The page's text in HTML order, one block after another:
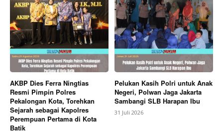
AKBP Dies Ferra Ningtias
Resmi Pimpin Polres
Pekalongan Kota, Torehkan
Sejarah sebagai Kapolres
Perempuan Pertama di Kota
Batik
Pelukan Kasih Polri untuk Anak
Negeri, Polwan Jaga Jakarta
Sambangi SLB Harapan Ibu
31 Juli 2026